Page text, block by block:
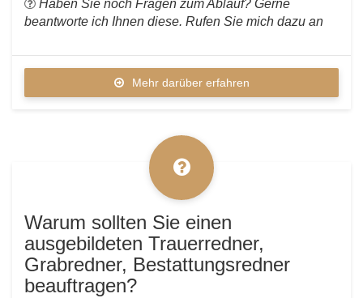
Haben Sie noch Fragen zum Ablauf? Gerne
beantworte ich Ihnen diese. Rufen Sie mich dazu an
Mehr darüber erfahren
Warum sollten Sie einen
ausgebildeten Trauerredner,
Grabredner, Bestattungsredner
beauftragen?